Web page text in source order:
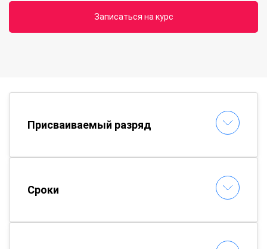
Записаться на курс
Присваиваемый разряд
Сроки